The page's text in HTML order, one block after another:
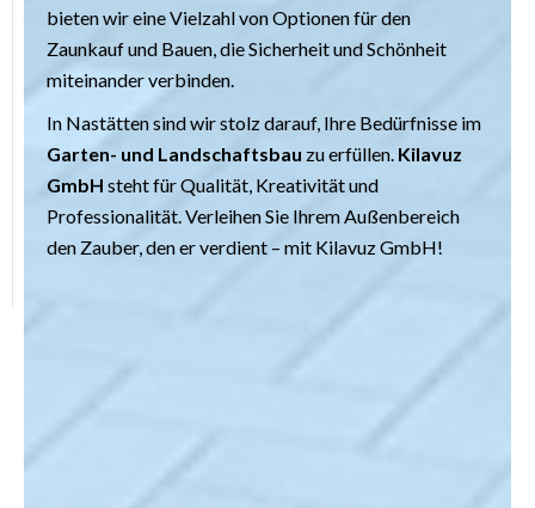
bieten wir eine Vielzahl von Optionen für den
Zaunkauf und Bauen, die Sicherheit und Schönheit
miteinander verbinden.
In Nastätten sind wir stolz darauf, Ihre Bedürfnisse im
Garten- und Landschaftsbau zu erfüllen. Kilavuz
GmbH steht für Qualität, Kreativität und
Professionalität. Verleihen Sie Ihrem Außenbereich
den Zauber, den er verdient – mit Kilavuz GmbH!